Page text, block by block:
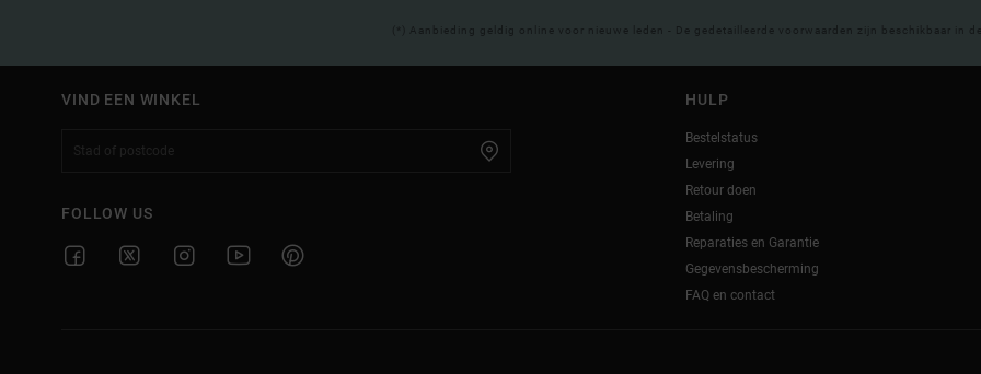
(*) Aanbieding geldig online voor nieuwe leden - De gedetailleerde voorwaarden zijn beschikbaar in
VIND EEN WINKEL
FOLLOW US
HULP
Bestelstatus
Levering
Retour doen
Betaling
Reparaties en Garantie
Gegevensbescherming
FAQ en contact